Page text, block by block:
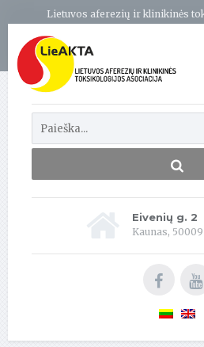
Lietuvos aferezių ir klinikinės
Eivenių g. 2
Kaunas, 50009